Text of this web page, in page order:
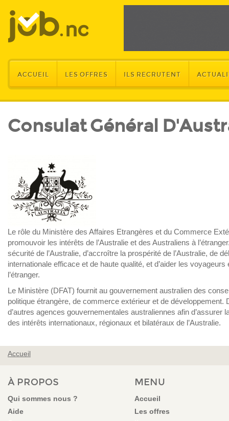
ACCUEIL LES OFFRES ILS RECRUTENT
Consulat Général
Le rôle du Ministère des Affaires Etrangères et du Commerce
promouvoir les intérêts de l’Australie et des Australiens à
sécurité de l’Australie, d’accroître la prospérité de l’Australie, de
internationale efficace et de haute qualité, et d’aider les
l’étranger.
Le Ministère (DFAT) fournit au gouvernement australien des
politique étrangère, de commerce extérieur et de développement.
d’autres agences gouvernementales australiennes afin d’assurer
des intérêts internationaux, régionaux et bilatéraux de l’Australie.
VOUS ÊTES ICI
Accueil
À PROPOS
Qui sommes nous ?
Aide
MENU
Accueil
Les offres